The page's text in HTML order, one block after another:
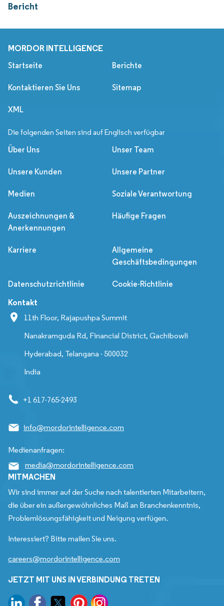
Bericht
MORDOR INTELLIGENCE
Startseite Berichte
Kontaktieren Sie Uns Sitemap
XML
Die folgenden Seiten sind auf Englisch verfügbar
Über Uns Unser Team
Unsere Kunden Unsere Partner
Medien Soziale Verantwortung
Auszeichnungen &
Anerkennungen
Häufige Fragen
Karriere
Allgemeine
Geschäftsbedingungen
Datenschutzrichtlinie Cookie-Richtlinie
Kontakt
11th Floor, Rajapushpa Summit
Nanakramguda Rd, Financial District, Gachibowli
Hyderabad, Telangana - 500032
India
+1 617-765-2493
info@mordorintelligence.com
Medienanfragen:
media@mordorintelligence.com
MITMACHEN
Wir sind immer auf der Suche nach talentierten Mitarbeitern,
die über ein außergewöhnliches Maß an Branchenkenntnis,
Problemlösungsfähigkeit und Neigung verfügen.
Interessiert? Bitte mailen Sie uns.
careers@mordorintelligence.com
JETZT MIT UNS IN VERBINDUNG TRETEN